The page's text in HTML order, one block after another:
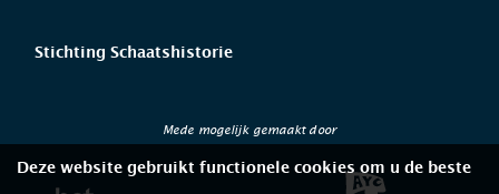
Stichting Schaatshistorie
Mede mogelijk gemaakt door
Deze website gebruikt functionele cookies om u de beste